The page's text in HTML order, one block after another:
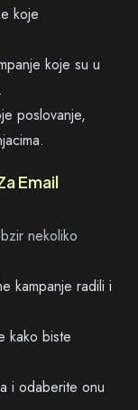
koje
koje su u
poslovanje,
Email
nekoliko
kampanje radili i
kako biste
i odaberite onu